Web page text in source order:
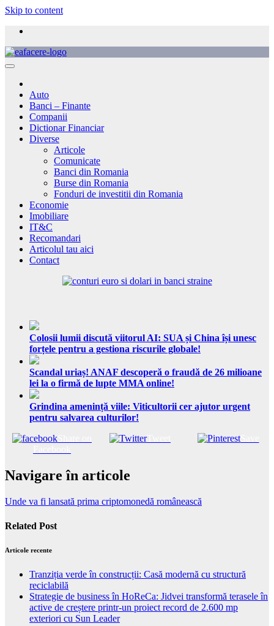
Skip to content
Auto
Banci – Finante
Companii
Dictionar Financiar
Diverse
Articole
Comunicate
Banci din Romania
Burse din Romania
Fonduri de investitii din Romania
Economie
Imobiliare
IT&C
Recomandari
Articolul tau aici
Contact
Colosii lumii discută viitorul AI: SUA și China își unesc
forțele pentru a gestiona riscurile globale!
Scandal uriaș! ANAF descoperă o fraudă de 26 milioane
lei la o firmă de lupte MMA online!
Grindina amenință viile: Viticultorii cer ajutor urgent
pentru salvarea culturilor!
Tweet Save
Navigare în articole
Unde va fi lansată prima criptomonedă românească
Related Post
Articole recente
Tranziția verde în construcții: Casă modernă cu structură
reciclabilă
Strategie de business în HoReCa: Jidvei transformă terasele în
active de creștere printr-un proiect record de 2.600 mp
exteriori cu Sun Leader